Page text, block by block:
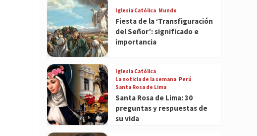
Iglesia Católica Mundo
Fiesta de la ‘Transfiguración
del Señor’: significado e
importancia
Iglesia Católica
La noticia de la semana Perú
Santa Rosa de Lima
Santa Rosa de Lima: 30
preguntas y respuestas de
su vida